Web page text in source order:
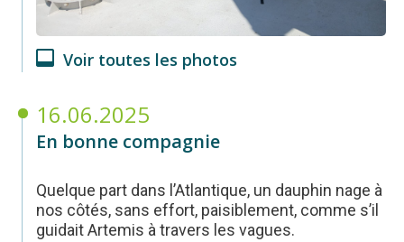
Voir toutes les photos
16.06.2025
En bonne compagnie
Quelque part dans l’Atlantique, un dauphin nage à
nos côtés, sans effort, paisiblement, comme s’il
guidait Artemis à travers les vagues.